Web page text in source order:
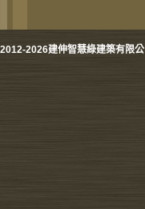
2012-2026建伸智慧綠建築有限